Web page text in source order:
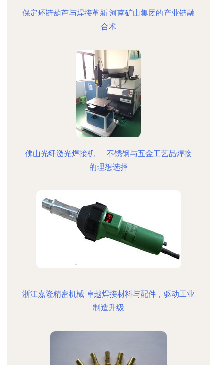
保定环链葫芦与焊接革新 河南矿山集团的产业链融
合术
佛山光纤激光焊接机——不锈钢与五金工艺品焊接
的理想选择
浙江嘉隆精密机械 卓越焊接材料与配件，驱动工业
制造升级